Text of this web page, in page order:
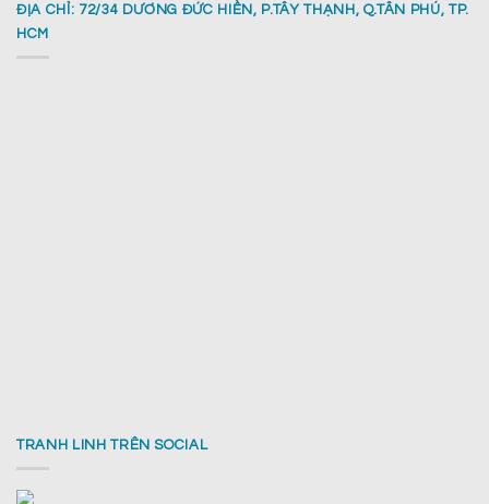
ĐỊA CHỈ: 72/34 DƯƠNG ĐỨC HIỀN, P.TÂY THẠNH, Q.TÂN PHÚ, TP.
HCM
TRANH LINH TRÊN SOCIAL